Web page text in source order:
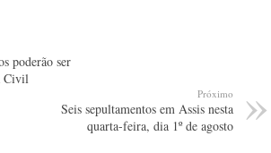
poderão ser
Civil
Próximo
Seis sepultamentos em Assis nesta
quarta-feira, dia 1º de agosto